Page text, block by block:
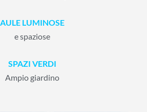
AULE LUMINOSE
e spaziose
SPAZI VERDI
Ampio giardino